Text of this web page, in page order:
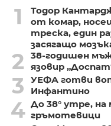
1
Тодор
от комар,
треска, един
засягащо
2
38-годишен
язовир
3
УЕФА готви
Инфантино
4 До 38° утре,
гръмотевици